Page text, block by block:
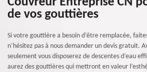
de vos gouttières
Si votre gouttière a besoin d’être remplacée,
n’hésitez pas à nous demander un devis gratuit.
seulement vous disposerez de descentes d’eau
aurez des gouttières qui mettront en valeur